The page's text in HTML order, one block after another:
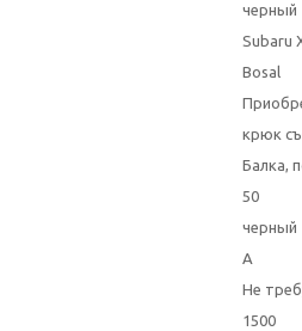
черный
Subaru
Bosal
крюк
Балка,
50
черный
A
Не
1500